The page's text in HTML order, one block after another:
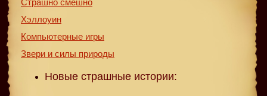
Хэллоуин
Компьютерные игры
Звери и силы природы
Новые страшные истории: